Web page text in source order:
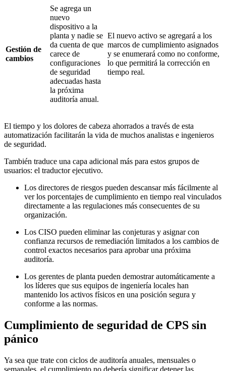
Gestión de
cambios
Se agrega un
nuevo
dispositivo a la
planta y nadie se
da cuenta de que
carece de
configuraciones
de seguridad
adecuadas hasta
la próxima
auditoría anual.
El nuevo activo se agregará a los
marcos de cumplimiento asignados
y se enumerará como no conforme,
lo que permitirá la corrección en
tiempo real.
El tiempo y los dolores de cabeza ahorrados a través de esta
automatización facilitarán la vida de muchos analistas e ingenieros
de seguridad.
También traduce una capa adicional más para estos grupos de
usuarios: el traductor ejecutivo.
Los directores de riesgos pueden descansar más fácilmente al
ver los porcentajes de cumplimiento en tiempo real vinculados
directamente a las regulaciones más consecuentes de su
organización.
Los CISO pueden eliminar las conjeturas y asignar con
confianza recursos de remediación limitados a los cambios de
control exactos necesarios para aprobar una próxima
auditoría.
Los gerentes de planta pueden demostrar automáticamente a
los líderes que sus equipos de ingeniería locales han
mantenido los activos físicos en una posición segura y
conforme a las normas.
Cumplimiento de seguridad de CPS sin
pánico
Ya sea que trate con ciclos de auditoría anuales, mensuales o
semanales, el cumplimiento no debería significar detener las